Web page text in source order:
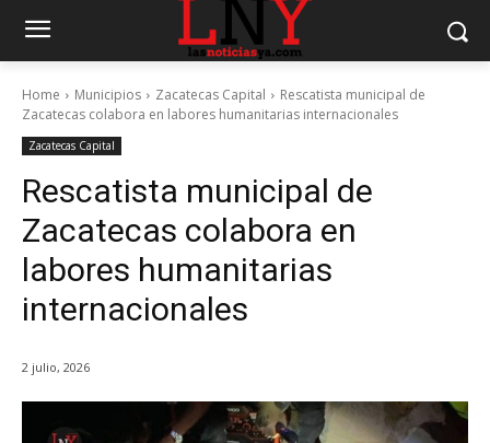
Home Municipios Zacatecas Capital
Rescatista municipal de
Zacatecas colabora en labores humanitarias internacionales
Zacatecas Capital
Rescatista municipal de
Zacatecas colabora en
labores humanitarias
internacionales
2 julio, 2026